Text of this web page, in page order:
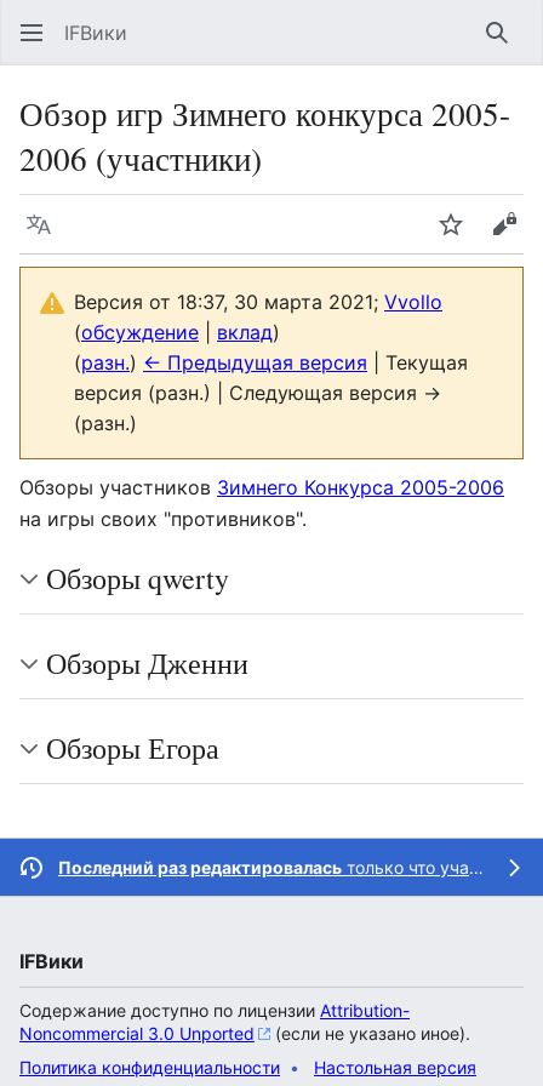
IFВики
Обзор игр Зимнего конкурса 2005-
2006 (участники)
Язык Следить
Версия от 18:37, 30 марта 2021; Vvollo
(обсуждение вклад)
(разн.) ← Предыдущая версия | Текущая
версия (разн.) | Следующая версия →
(разн.)
Обзоры участников Зимнего Конкурса 2005-2006
на игры своих "противников".
Обзоры qwerty
Обзоры Дженни
Обзоры Егора
Последний раз редактировалась только что участником
IFВики
Содержание доступно по лицензии Attribution-
Noncommercial 3.0 Unported
(если не указано иное).
Политика конфиденциальности
Настольная версия